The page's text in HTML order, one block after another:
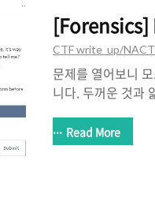
[Forensics]
CTF write_up/
문제를 열어보니
니다. 두꺼운 것과
Read More